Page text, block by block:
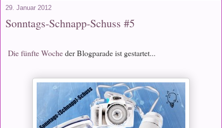
29. Januar 2012
Sonntags-Schnapp-Schuss #5
Die fünfte Wocheder Blogparade ist gestartet...